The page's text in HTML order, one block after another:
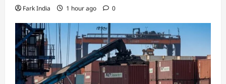
Fark India 1 hour ago 0